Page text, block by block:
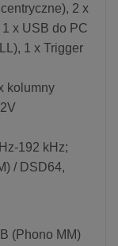
2 x
1 x USB do PC
1 x Trigger
kolumny
192 kHz;
/ DSD64,
(Phono MM)